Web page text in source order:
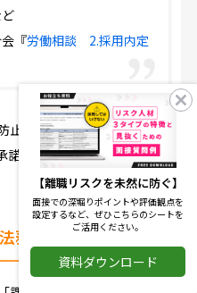
『労働相談 2.採用内定
止のため、取消事由となるケ
書にも明確に記載しましょ
務に確認する
【離職リスクを未然に防ぐ】
面接での深堀りポイントや評価観点を
設定するなど、ぜひこちらのシートを
ご活用ください。
資料ダウンロード